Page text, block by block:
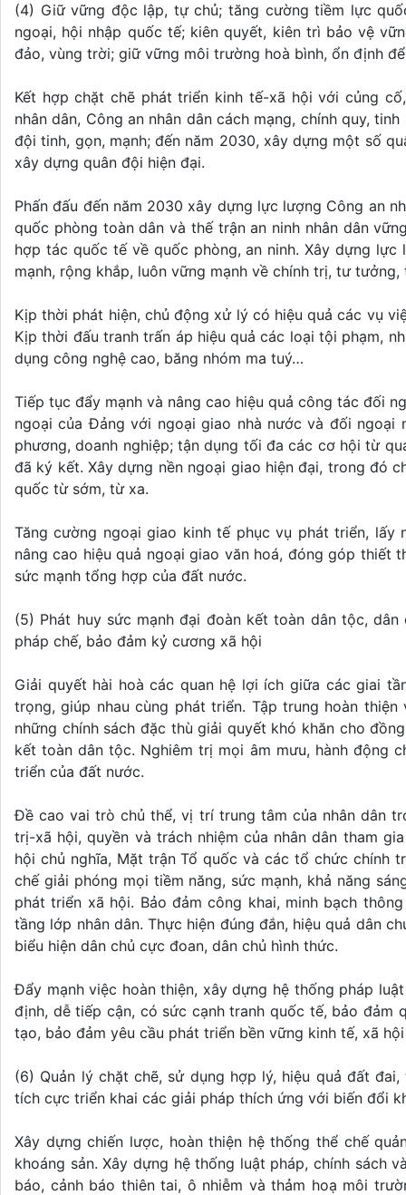
(4) Giữ vững độc lập, tự chủ; tăng cường tiềm lực
ngoại, hội nhập quốc tế; kiên quyết, kiên trì bảo vệ
đảo, vùng trời; giữ vững môi trường hoà bình, ổn định
Kết hợp chặt chẽ phát triển kinh tế-xã hội với củng
nhân dân, Công an nhân dân cách mạng, chính quy,
đội tinh, gọn, mạnh; đến năm 2030, xây dựng một số
xây dựng quân đội hiện đại.
Phấn đấu đến năm 2030 xây dựng lực lượng Công an
quốc phòng toàn dân và thế trận an ninh nhân dân
hợp tác quốc tế về quốc phòng, an ninh. Xây dựng
mạnh, rộng khắp, luôn vững mạnh về chính trị, tư
Kịp thời phát hiện, chủ động xử lý có hiệu quả các vụ
Kịp thời đấu tranh trấn áp hiệu quả các loại tội phạm,
dụng công nghệ cao, băng nhóm ma tuý…
Tiếp tục đẩy mạnh và nâng cao hiệu quả công tác đối
ngoại của Đảng với ngoại giao nhà nước và đối ngoại
phương, doanh nghiệp; tận dụng tối đa các cơ hội từ
đã ký kết. Xây dựng nền ngoại giao hiện đại, trong đó
quốc từ sớm, từ xa.
Tăng cường ngoại giao kinh tế phục vụ phát triển,
nâng cao hiệu quả ngoại giao văn hoá, đóng góp thiết
sức mạnh tổng hợp của đất nước.
(5) Phát huy sức mạnh đại đoàn kết toàn dân tộc,
pháp chế, bảo đảm kỷ cương xã hội
Giải quyết hài hoà các quan hệ lợi ích giữa các giai
trọng, giúp nhau cùng phát triển. Tập trung hoàn
những chính sách đặc thù giải quyết khó khăn cho
kết toàn dân tộc. Nghiêm trị mọi âm mưu, hành động
triển của đất nước.
Đề cao vai trò chủ thể, vị trí trung tâm của nhân dân
trị-xã hội, quyền và trách nhiệm của nhân dân tham
hội chủ nghĩa, Mặt trận Tổ quốc và các tổ chức chính
chế giải phóng mọi tiềm năng, sức mạnh, khả năng
phát triển xã hội. Bảo đảm công khai, minh bạch
tầng lớp nhân dân. Thực hiện đúng đắn, hiệu quả dân
biểu hiện dân chủ cực đoan, dân chủ hình thức.
Đẩy mạnh việc hoàn thiện, xây dựng hệ thống pháp
định, dễ tiếp cận, có sức cạnh tranh quốc tế, bảo đảm
tạo, bảo đảm yêu cầu phát triển bền vững kinh tế, xã
(6) Quản lý chặt chẽ, sử dụng hợp lý, hiệu quả đất
tích cực triển khai các giải pháp thích ứng với biến đổi
Xây dựng chiến lược, hoàn thiện hệ thống thể chế
khoáng sản. Xây dựng hệ thống luật pháp, chính sách
báo, cảnh báo thiên tai, ô nhiễm và thảm hoạ môi